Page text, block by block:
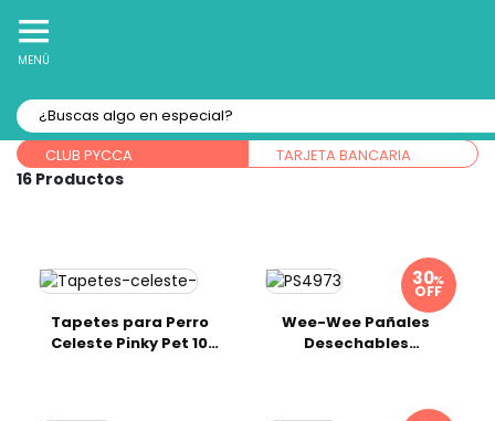
MENÚ
Forma de pago:
CLUB PYCCA TARJETA BANCARIA
16
Tapetes para Perro
Celeste Pinky Pet 10
%
OFF
Wee-Wee Pañales
Desechables